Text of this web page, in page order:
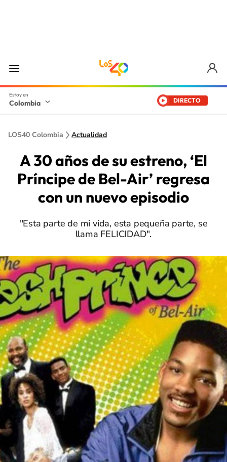
Colombia DIRECTO
LOS40 Colombia Actualidad
A 30 años de su estreno, ‘El
Príncipe de Bel-Air’ regresa
con un nuevo episodio
"Esta parte de mi vida, esta pequeña parte, se
llama FELICIDAD".